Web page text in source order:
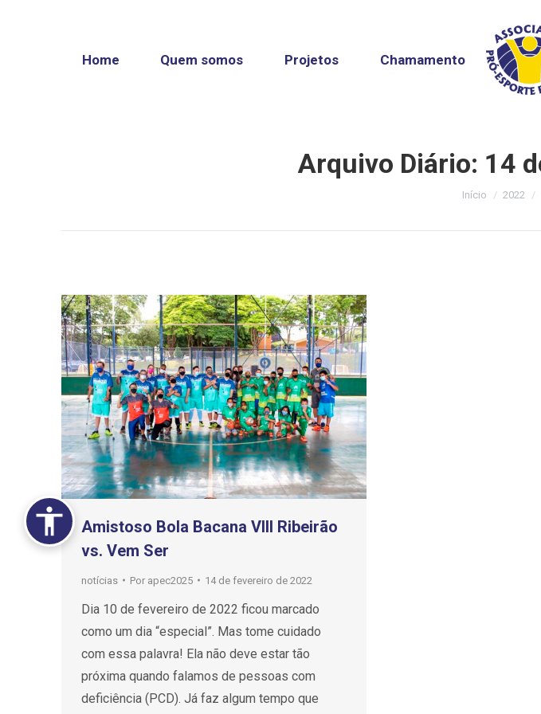
Home Quem somos Projetos Chamamento
Arquivo Diário: 14
Você está
Início 2022
Amistoso Bola Bacana VIII Ribeirão
vs. Vem Ser
notícias Por apec2025 14 de fevereiro de 2022
Dia 10 de fevereiro de 2022 ficou marcado
como um dia “especial”. Mas tome cuidado
com essa palavra! Ela não deve estar tão
próxima quando falamos de pessoas com
deficiência (PCD). Já faz algum tempo que